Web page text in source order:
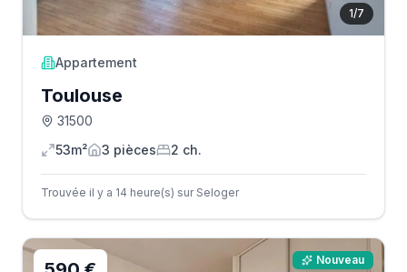
1/7
Appartement
Toulouse
31500
53m²
3 pièces 2 ch.
Trouvée il y a 14 heure(s) sur Seloger
Nouveau